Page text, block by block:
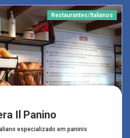
Restaurantes/Italianos
Il Panino
especializado em paninis